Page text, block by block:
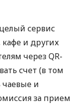
сервис
кафе и других
через QR-
счет (в том
чаевые и
за прием